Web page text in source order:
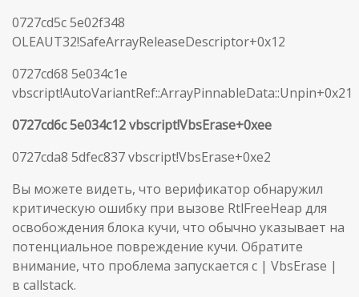
0727cd5c 5e02f348
OLEAUT32!SafeArrayReleaseDescriptor+0x12
0727cd68 5e034c1e
vbscript!AutoVariantRef::ArrayPinnableData::Unpin+0x21
0727cd6c 5e034c12 vbscript!VbsErase+0xee
0727cda8 5dfec837 vbscript!VbsErase+0xe2
Вы можете видеть, что верификатор обнаружил
критическую ошибку при вызове RtlFreeHeap для
освобождения блока кучи, что обычно указывает на
потенциальное повреждение кучи. Обратите
внимание, что проблема запускается с | VbsErase |
в callstack.